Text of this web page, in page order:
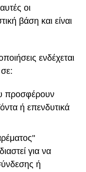
οι
βάση και είναι
ενδέχεται
προσφέρουν
ή επενδυτικά
για να
ή